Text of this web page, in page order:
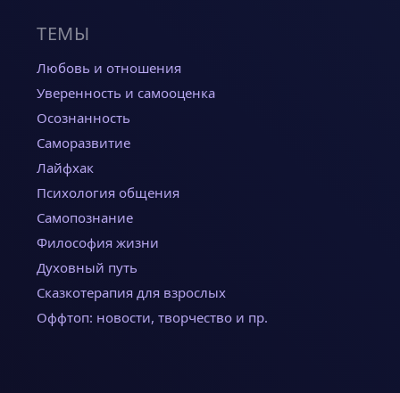
ТЕМЫ
Любовь и отношения
Уверенность и самооценка
Осознанность
Саморазвитие
Лайфхак
Психология общения
Самопознание
Философия жизни
Духовный путь
Сказкотерапия для взрослых
Оффтоп: новости, творчество и пр.